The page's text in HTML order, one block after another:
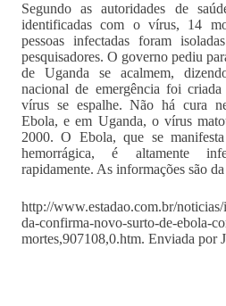
Segundo as autoridades de
identificadas com o vírus, 14
pessoas infectadas foram
pesquisadores. O governo pediu
de Uganda se acalmem,
nacional de emergência foi
vírus se espalhe. Não há cura
Ebola, e em Uganda, o vírus
2000. O Ebola, que se
hemorrágica, é altamente
rapidamente. As informações são
http://www.estadao.com.br/
da-confirma-novo-surto-de-ebola-
mortes,907108,0.htm. Enviada por